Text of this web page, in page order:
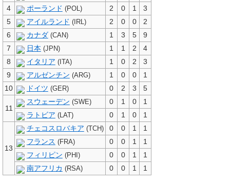
4
ポーランド (POL) 2 0 1
3
5
アイルランド (IRL) 2 0 0
2
6
カナダ (CAN) 1 3 5
9
7
日本 (JPN) 1 1 2
4
8
イタリア (ITA) 1 0 2
3
9
アルゼンチン (ARG) 1 0 0
1
10
ドイツ (GER) 0 2 3 5
11
スウェーデン (SWE) 0 1 0
1
ラトビア (LAT) 0 1 0 1
13
チェコスロバキア (TCH) 0 0 1
1
フランス (FRA) 0 0 1
1
フィリピン (PHI) 0 0 1
1
南アフリカ (RSA) 0 0 1 1